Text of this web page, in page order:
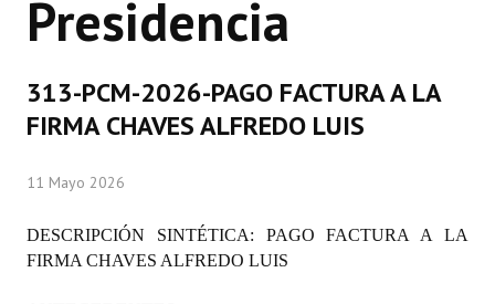
Bloques Políticos
Comisiones Permanentes
Concejales Mandato Cumplido
Programas
Presidencia
313-PCM-2026-PAGO FACTURA A LA
FIRMA CHAVES ALFREDO LUIS
11 Mayo 2026
DESCRIPCIÓN SINTÉTICA: PAGO FACTURA A LA
FIRMA CHAVES ALFREDO LUIS